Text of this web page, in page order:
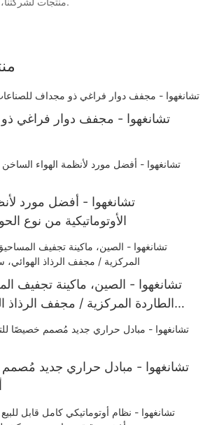
تشانغهوا - مجفف دوار فراغي
تشانغهوا - أفضل مورد
الأوتوماتيكية من نوع
تشانغهوا - الصين، ماكينة تجفيف
الطاردة المركزية / مجفف الرذاذ
تشانغهوا - مبادل حراري جديد مُصمم